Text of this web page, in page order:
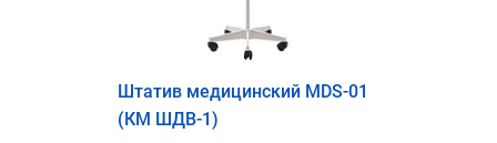
Штатив медицинский MDS-01
(КМ ШДВ-1)